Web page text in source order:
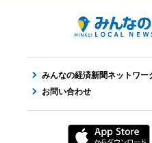
みんなの経済新聞ネットワー
お問い合わせ